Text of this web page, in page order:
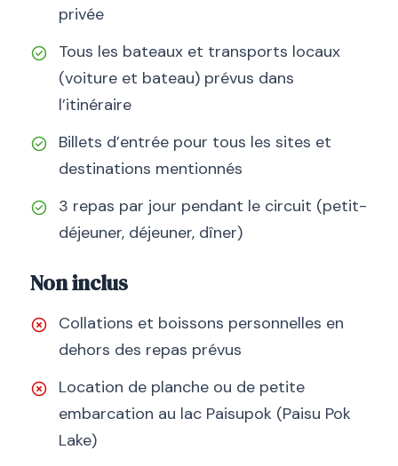
privée
Tous les bateaux et transports locaux
(voiture et bateau) prévus dans
l’itinéraire
Billets d’entrée pour tous les sites et
destinations mentionnés
3 repas par jour pendant le circuit (petit-
déjeuner, déjeuner, dîner)
Non inclus
Collations et boissons personnelles en
dehors des repas prévus
Location de planche ou de petite
embarcation au lac Paisupok (Paisu Pok
Lake)